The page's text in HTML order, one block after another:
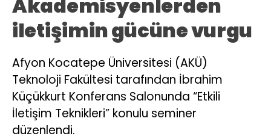
Akademisyenlerden
iletişimin gücüne vurgu
Afyon Kocatepe Üniversitesi (AKÜ)
Teknoloji Fakültesi tarafından İbrahim
Küçükkurt Konferans Salonunda “Etkili
İletişim Teknikleri” konulu seminer
düzenlendi.